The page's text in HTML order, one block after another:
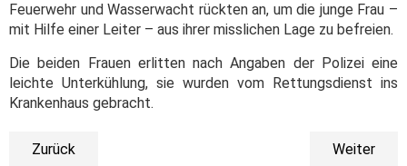
Feuerwehr und Wasserwacht rückten an, um die junge Frau –
mit Hilfe einer Leiter – aus ihrer misslichen Lage zu befreien.
Die beiden Frauen erlitten nach Angaben der Polizei eine
leichte Unterkühlung, sie wurden vom Rettungsdienst ins
Krankenhaus gebracht.
Zurück Weiter